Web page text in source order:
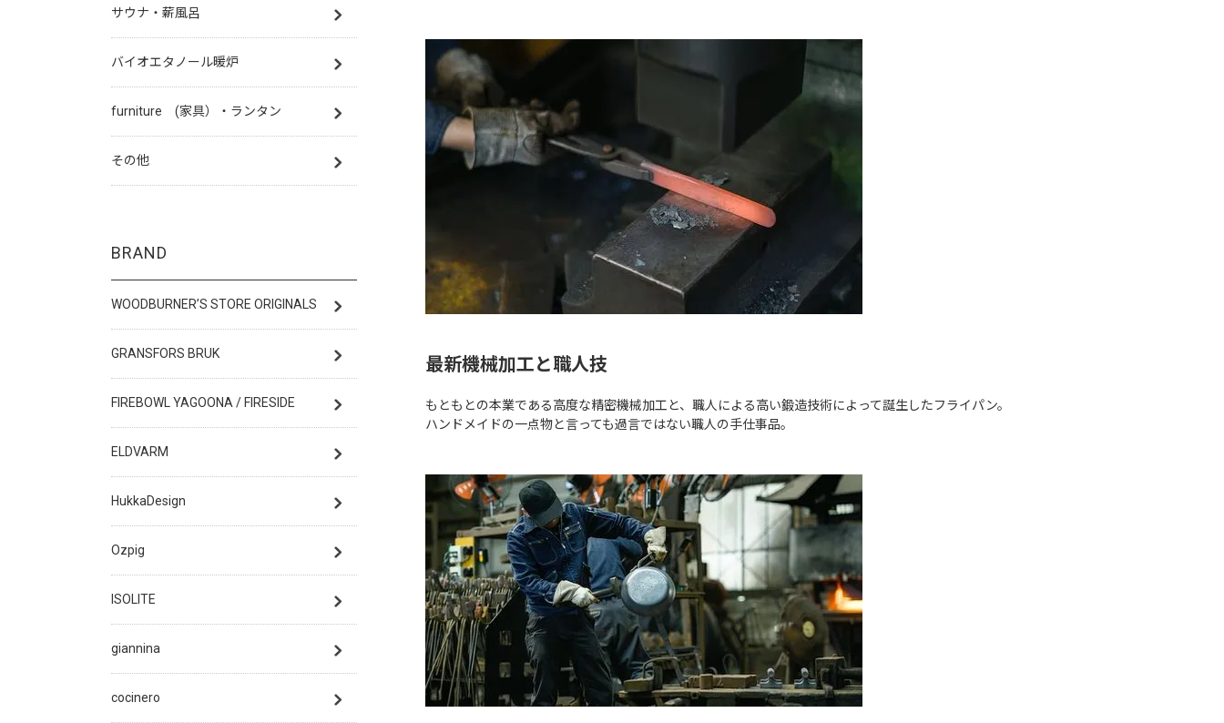
最新機械加工と職人技
もともとの本業である高度な精密機械加工と、職人による高い鍛造技術によって誕生したフライパン。
ハンドメイドの一点物と言っても過言ではない職人の手仕事品。
サウナ・薪風呂
バイオエタノール暖炉
furniture (家具）・ランタン
その他
BRAND
WOODBURNER’S STORE ORIGINALS
GRANSFORS BRUK
FIREBOWL YAGOONA / FIRESIDE
ELDVARM
HukkaDesign
Ozpig
ISOLITE
giannina
cocinero